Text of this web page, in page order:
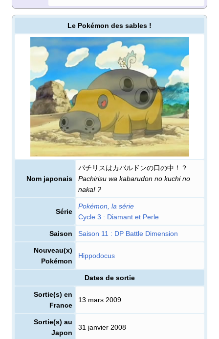
Le Pokémon des sables !
Nom japonais
パチリスはカバルドンの口の中！？
Pachirisu wa kabarudon no kuchi no
naka! ?
Série
Pokémon, la série
cycle 3 : Diamant et Perle
Saison saison 11 : DP Battle Dimension
Nouveau(x)
Pokémon
Hippodocus
Dates de sortie
Sortie(s) en
France
13 mars 2009
Sortie(s) au
Japon
31 janvier 2008